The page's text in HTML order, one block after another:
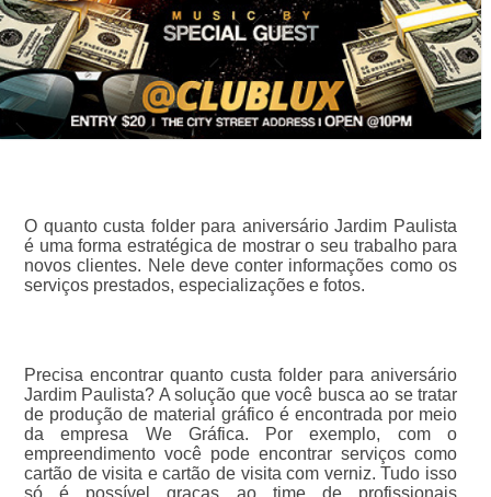
O quanto custa folder para aniversário Jardim Paulista
é uma forma estratégica de mostrar o seu trabalho para
novos clientes. Nele deve conter informações como os
serviços prestados, especializações e fotos.
Precisa encontrar quanto custa folder para aniversário
Jardim Paulista? A solução que você busca ao se tratar
de produção de material gráfico é encontrada por meio
da empresa We Gráfica. Por exemplo, com o
empreendimento você pode encontrar serviços como
cartão de visita e cartão de visita com verniz. Tudo isso
só é possível graças ao time de profissionais